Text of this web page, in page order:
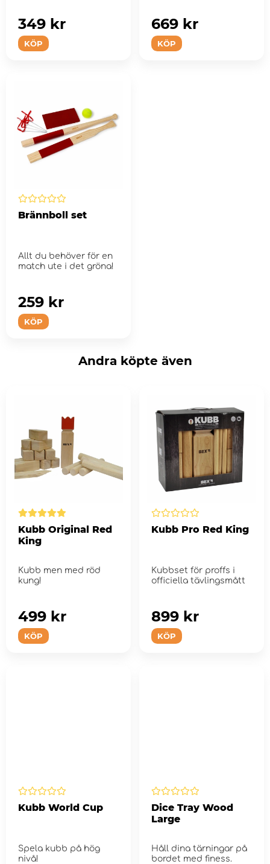
KÖP
349 kr
KÖP
669 kr
Brännboll set
Allt du behöver för en
match ute i det gröna!
KÖP
259 kr
Andra köpte även
Kubb Original Red
King
Kubb men med röd
kung!
KÖP
499 kr
Kubb Pro Red King
Kubbset för proffs i
officiella tävlingsmått
KÖP
899 kr
Kubb World Cup
Spela kubb på hög
nivå!
Dice Tray Wood
Large
Håll dina tärningar på
bordet med finess.